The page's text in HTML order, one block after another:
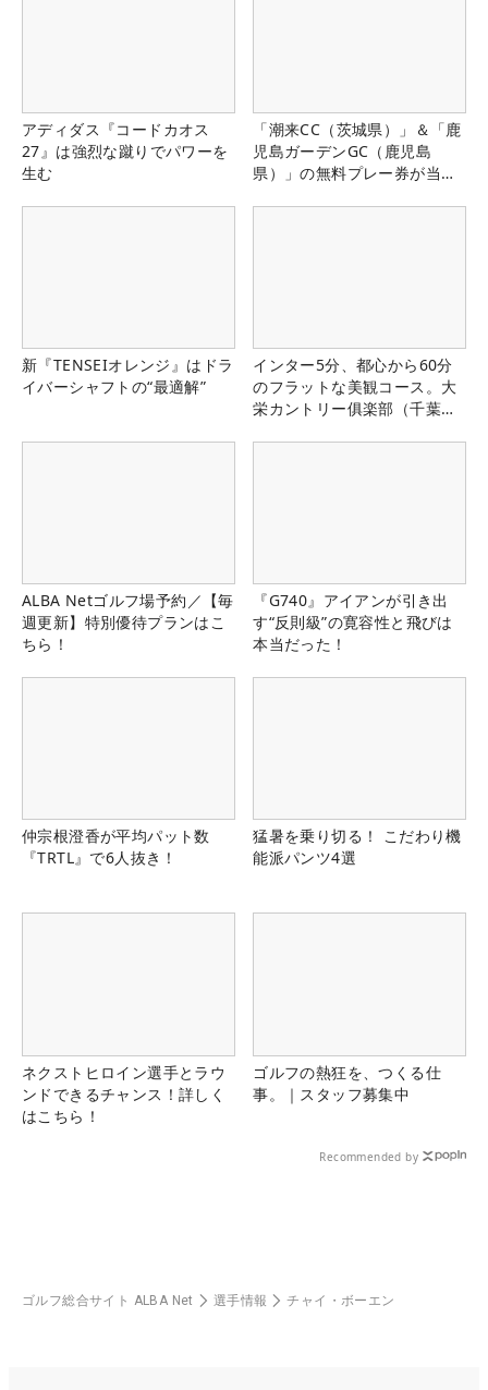
アディダス『コードカオス
27』は強烈な蹴りでパワーを
生む
「潮来CC（茨城県）」＆「鹿
児島ガーデンGC（鹿児島
県）」の無料プレー券が当た
新『TENSEIオレンジ』はドラ
イバーシャフトの“最適解”
インター5分、都心から60分
のフラットな美観コース。大
栄カントリー俱楽部（千葉
ALBA Netゴルフ場予約／【毎
週更新】特別優待プランはこ
ちら！
『G740』アイアンが引き出
す“反則級”の寛容性と飛びは
本当だった！
仲宗根澄香が平均パット数
『TRTL』で6人抜き！
猛暑を乗り切る！ こだわり機
能派パンツ4選
ネクストヒロイン選手とラウ
ンドできるチャンス！詳しく
はこちら！
ゴルフの熱狂を、つくる仕
事。｜スタッフ募集中
Recommended by
ゴルフ総合サイト ALBA Net 選手情報 チャイ・ボーエン